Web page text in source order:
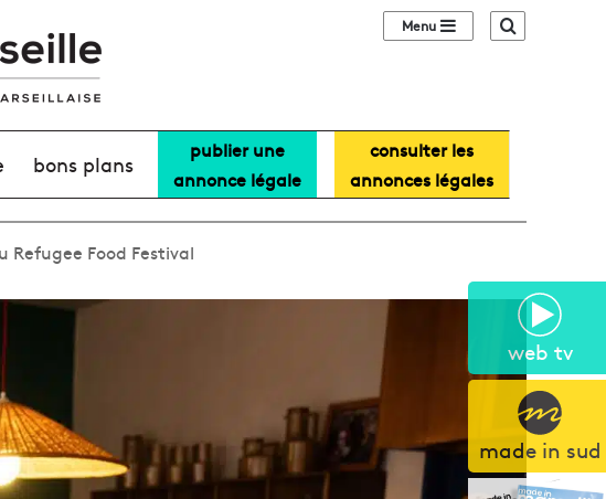
web tv
made in sud
Sidebar (barre
bons plans
publier une
annonce légale
consulter les
annonces légales
Food Festival